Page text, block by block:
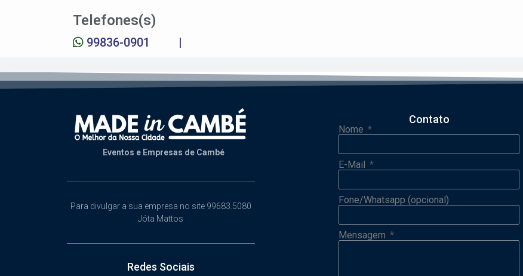
Telefones(s)
99836-0901 |
Eventos e Empresas de Cambé
Para divulgar a sua empresa no site 99683.5080
Jóta Mattos
Redes Sociais
Contato
Nome
E-Mail
Fone/Whatsapp (opcional)
Mensagem